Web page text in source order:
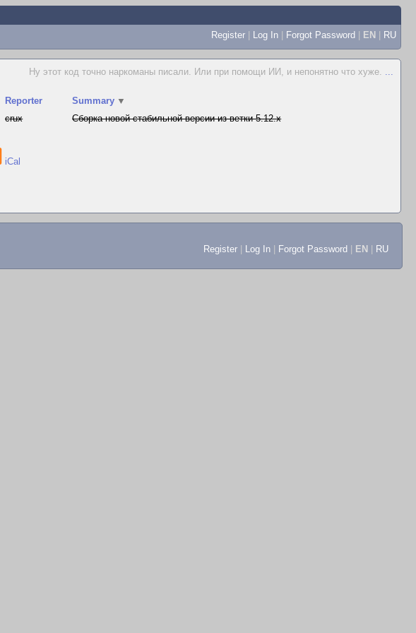
Register | Log In | Forgot Password | EN | RU
Ну этот код точно наркоманы писали. Или при помощи ИИ, и непонятно что хуже. ...
Reporter Summary ▼
crux Сборка новой стабильной версии из ветки 5.12.x
iCal
Register Log In Forgot Password EN RU